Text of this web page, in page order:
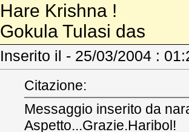
Hare Krishna !
Gokula Tulasi das
Inserito il - 25/03/2004 :
Citazione:
Messaggio inserito da
Aspetto...Grazie.Haribol!